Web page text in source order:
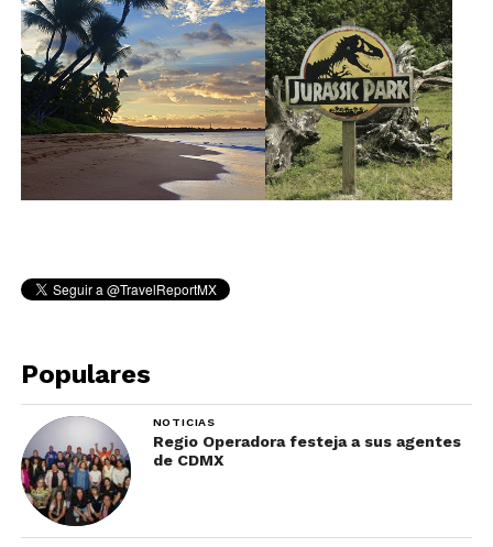
Populares
NOTICIAS
Regio Operadora festeja a sus agentes
de CDMX